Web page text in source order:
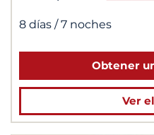
8 días / 7 noches
Obtener
Ver